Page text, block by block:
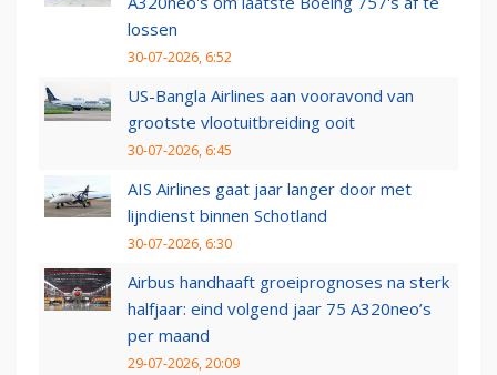
lossen
30-07-2026, 6:52
US-Bangla Airlines aan vooravond van
grootste vlootuitbreiding ooit
30-07-2026, 6:45
AIS Airlines gaat jaar langer door met
lijndienst binnen Schotland
30-07-2026, 6:30
Airbus handhaaft groeiprognoses na sterk
halfjaar: eind volgend jaar 75 A320neo’s
per maand
29-07-2026, 20:09